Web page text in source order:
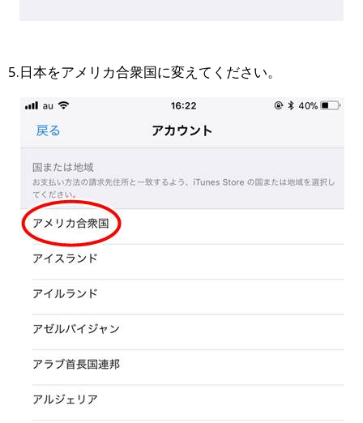
5.日本をアメリカ合衆国に変えてください。